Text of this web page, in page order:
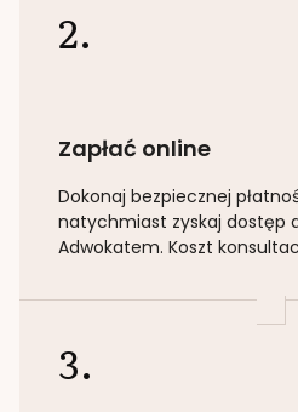
2.
Zapłać online
Dokonaj bezpiecznej
natychmiast zyskaj dostęp
Adwokatem. Koszt
3.